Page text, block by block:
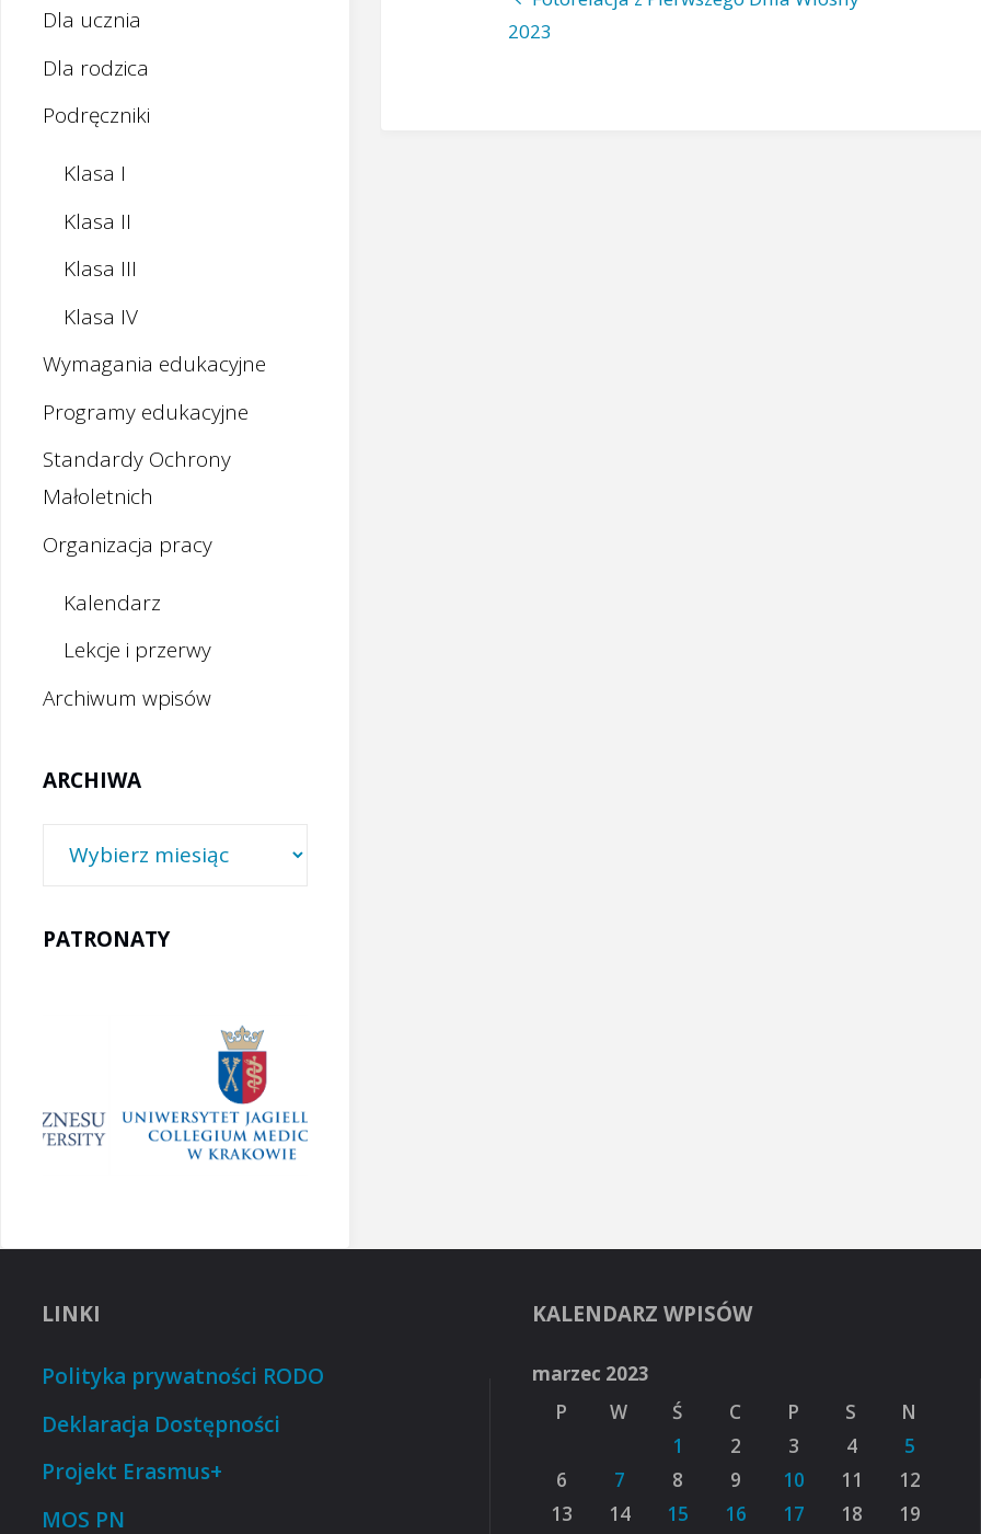
2023
Dla ucznia
Dla rodzica
Podręczniki
Klasa I
Klasa II
Klasa III
Klasa IV
Wymagania edukacyjne
Programy edukacyjne
Standardy Ochrony
Małoletnich
Organizacja pracy
Kalendarz
Lekcje i przerwy
Archiwum wpisów
ARCHIWA
Archiwa
PATRONATY
LINKI
Polityka prywatności RODO
Deklaracja Dostępności
Projekt Erasmus+
MOS PN
KALENDARZ WPISÓW
marzec 2023
P
W Ś C P S
N
1
2 3 4
5
6
7 8 9 10 11
12
13
14 15 16 17 18 19